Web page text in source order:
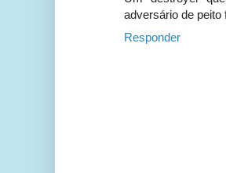
adversário de peito
Responder